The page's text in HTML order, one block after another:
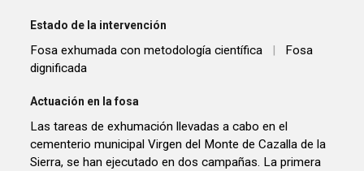
Estado de la intervención
Fosa exhumada con metodología científica |
Fosa
dignificada
Actuación en la fosa
Las tareas de exhumación llevadas a cabo en el
cementerio municipal Virgen del Monte de Cazalla de la
Sierra, se han ejecutado en dos campañas. La primera